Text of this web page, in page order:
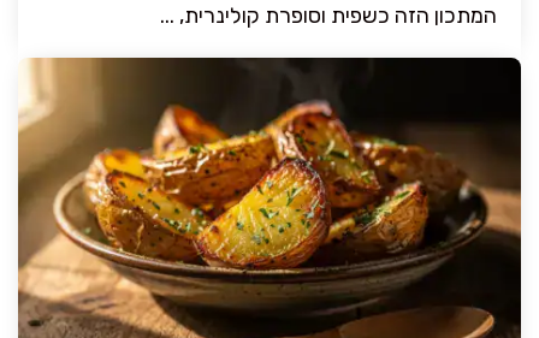
המתכון הזה כשפית וסופרת קולינרית, ...